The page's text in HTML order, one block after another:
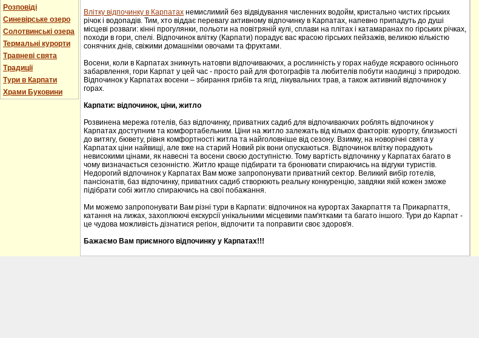
Розповіді
Синевірське озеро
Солотвинські озера
Термальні курорти
Травневі свята
Традиції
Тури в Карпати
Храми Буковини
Влітку відпочинку в Карпатах немислимий без відвідування численних водойм, кристально чистих гірських
річок і водопадів. Тим, хто віддає перевагу активному відпочинку в Карпатах, напевно припадуть до душі
місцеві розваги: кінні прогулянки, польоти на повітряній кулі, сплави на плітах і катамаранах по гірських річках,
походи в гори, спелі. Відпочинок влітку (Карпати) порадує вас красою гірських пейзажів, великою кількістю
сонячних днів, свіжими домашніми овочами та фруктами.
Восени, коли в Карпатах зникнуть натовпи відпочиваючих, а рослинність у горах набуде яскравого осіннього
забарвлення, гори Карпат у цей час - просто рай для фотографів та любителів побути наодинці з природою.
Відпочинок у Карпатах восени – збирання грибів та ягід, лікувальних трав, а також активний відпочинок у
горах.
Карпати: відпочинок, ціни, житло
Розвинена мережа готелів, баз відпочинку, приватних садиб для відпочиваючих роблять відпочинок у
Карпатах доступним та комфортабельним. Ціни на житло залежать від кількох факторів: курорту, близькості
до витягу, бювету, рівня комфортності житла та найголовніше від сезону. Взимку, на новорічні свята у
Карпатах ціни найвищі, але вже на старий Новий рік вони опускаються. Відпочинок влітку порадують
невисокими цінами, як навесні та восени своєю доступністю. Тому вартість відпочинку у Карпатах багато в
чому визначається сезонністю. Житло краще підбирати та бронювати спираючись на відгуки туристів.
Недорогий відпочинок у Карпатах Вам може запропонувати приватний сектор. Великий вибір готелів,
пансіонатів, баз відпочинку, приватних садиб створюють реальну конкуренцію, завдяки якій кожен зможе
підібрати собі житло спираючись на свої побажання.
Ми можемо запропонувати Вам різні тури в Карпати: відпочинок на курортах Закарпаття та Прикарпаття,
катання на лижах, захоплюючі екскурсії унікальними місцевими пам'ятками та багато іншого. Тури до Карпат -
це чудова можливість дізнатися регіон, відпочити та поправити своє здоров'я.
Бажаємо Вам приємного відпочинку у Карпатах!!!